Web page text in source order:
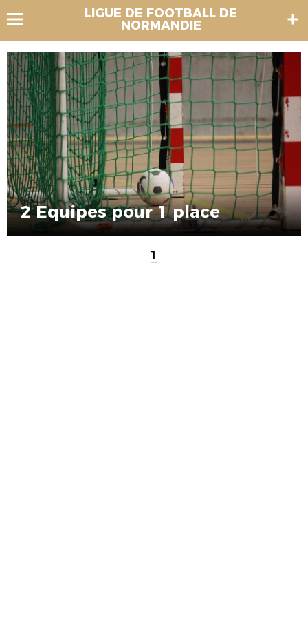
LIGUE DE FOOTBALL DE
NORMANDIE
2 Equipes pour 1 place
1